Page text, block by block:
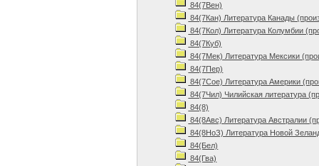
84(7Вен)
84(7Кан) Литература Канады
84(7Кол) Литература Колумбии
84(7Куб)
84(7Мек) Литература Мексики
84(7Пер)
84(7Сое) Литература Америки
84(7Чил) Чилийская литература
84(8)
84(8Авс) Литература Австралии
84(8НоЗ) Литература Новой
84(Бел)
84(Гва)